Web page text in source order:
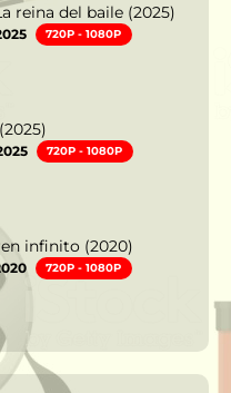
reina del baile (2025)
720P - 1080P
720P - 1080P
infinito (2020)
720P - 1080P